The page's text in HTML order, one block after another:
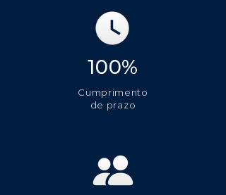
100%
Cumprimento
de prazo